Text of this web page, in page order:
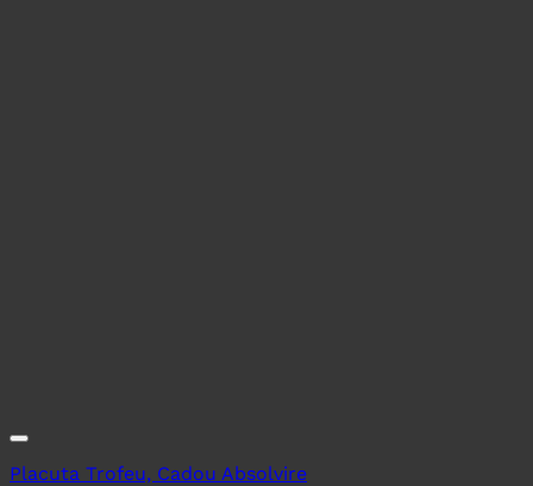
Placuta Trofeu, Cadou Absolvire